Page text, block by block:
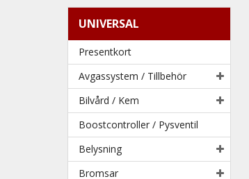
UNIVERSAL
Presentkort
Avgassystem / Tillbehör
Bilvård / Kem
Boostcontroller / Pysventil
Belysning
Bromsar